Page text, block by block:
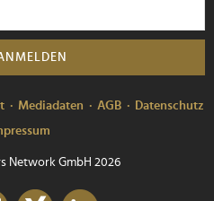
Mediadaten AGB
Datenschutz
Network GmbH 2026